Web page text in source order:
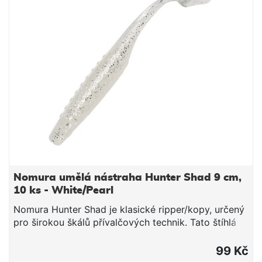
shotem, ale stejně účinný může být i na moderních
metodách jako je Texas nebo Carolina rig nebo
offsetový háček s čeburaškou. Délka: 12,5 cm počet
Nomura umělá nástraha Hunter Shad 9 cm,
10 ks - White/Pearl
Nomura Hunter Shad je klasické ripper/kopy, určený
pro širokou škálů přívalčových technik. Tato štíhlá
tenkého ocásku je extrémně pohyblivá a vydává99 Kč